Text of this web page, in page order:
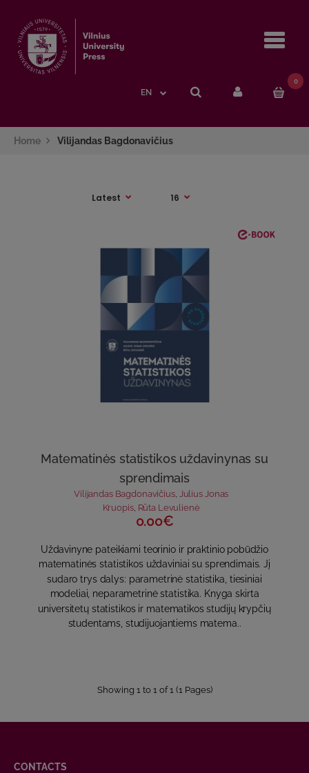
EN
0
Home Vilijandas Bagdonavičius
Matematinės statistikos uždavinynas su
sprendimais
Vilijandas Bagdonavičius, Julius Jonas
Kruopis, Rūta Levulienė
0.00€
Uždavinyne pateikiami teorinio ir praktinio pobūdžio
matematinės statistikos uždaviniai su sprendimais. Jį
sudaro trys dalys: parametrinė statistika, tiesiniai
modeliai, neparametrinė statistika. Knyga skirta
universitetų statistikos ir matematikos studijų krypčių
studentams, studijuojantiems matema..
Showing 1 to 1 of 1 (1 Pages)
CONTACTS